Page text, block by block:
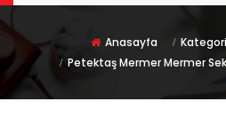
Anasayfa
Petektaş Mermer Mermer